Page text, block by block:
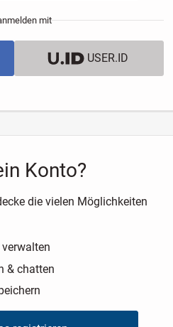
mit
USER.ID
Konto?
die vielen Möglichkeiten
& chatten